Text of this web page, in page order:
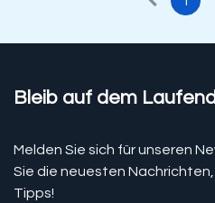
Bleib auf dem
Melden Sie sich für unseren
Sie die neuesten
Tipps!